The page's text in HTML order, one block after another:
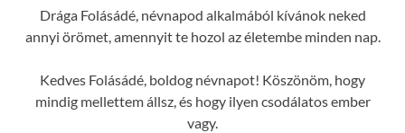
Drága Folásádé, névnapod alkalmából kívánok neked
annyi örömet, amennyit te hozol az életembe minden nap.
Kedves Folásádé, boldog névnapot! Köszönöm, hogy
mindig mellettem állsz, és hogy ilyen csodálatos ember
vagy.